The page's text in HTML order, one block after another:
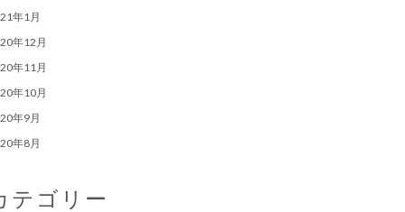
年1月
年12月
年11月
年10月
年9月
年8月
テゴリー